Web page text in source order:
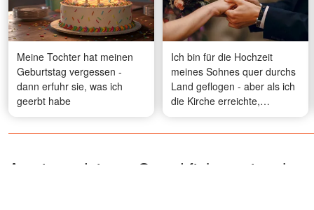
Meine Tochter hat meinen
Geburtstag vergessen -
dann erfuhr sie, was ich
geerbt habe
Ich bin für die Hochzeit
meines Sohnes quer durchs
Land geflogen - aber als ich
die Kirche erreichte,
versperrte er die Tür und
sagte: "Mama, du bist hier
Aus irgendeinem Grund fiel es mir sehr